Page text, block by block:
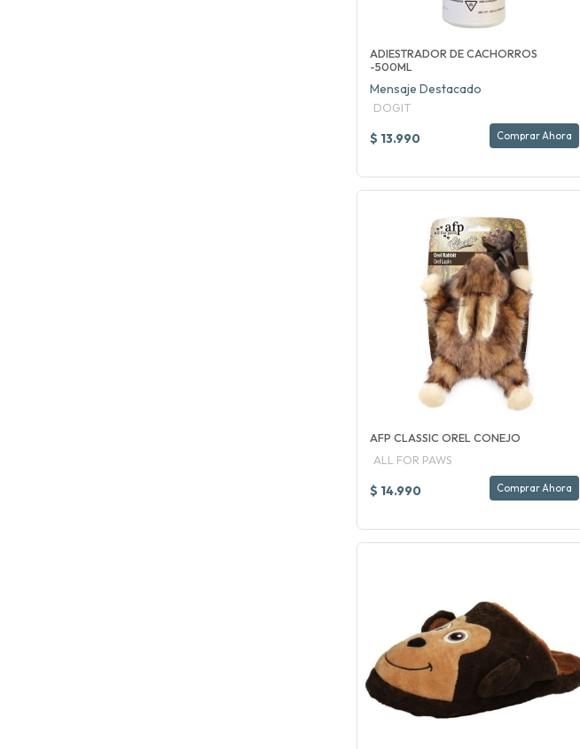
ADIESTRADOR DE CACHORROS
-500ML
Mensaje Destacado
DOGIT
$ 13.990 Comprar Ahora
AFP CLASSIC OREL CONEJO
ALL FOR PAWS
$ 14.990 Comprar Ahora